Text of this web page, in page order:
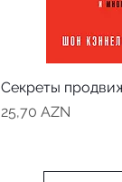
Секреты
Цена
25,70 AZN